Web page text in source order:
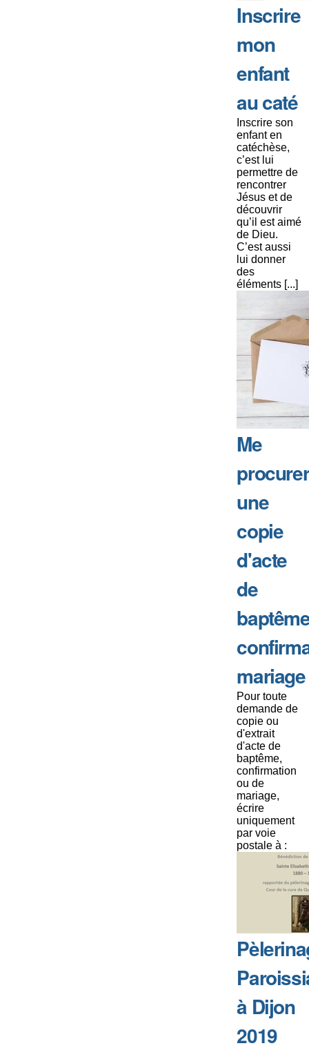
Inscrire
mon
enfant
au caté
Inscrire son
enfant en
catéchèse,
c’est lui
permettre de
rencontrer
Jésus et de
découvrir
qu’il est aimé
de Dieu.
C’est aussi
lui donner
des
éléments [...]
Me
procurer
une
copie
d'acte
de
mariage
Pour toute
demande de
copie ou
d'extrait
d'acte de
baptême,
confirmation
ou de
mariage,
écrire
uniquement
par voie
postale à :
à Dijon
2019